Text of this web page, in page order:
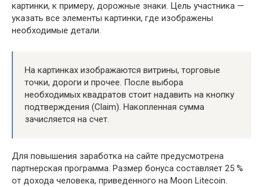
картинки, к примеру, дорожные знаки. Цель участника —
указать все элементы картинки, где изображены
необходимые детали.
На картинках изображаются витрины, торговые
точки, дороги и прочее. После выбора
необходимых квадратов стоит надавить на кнопку
подтверждения (Claim). Накопленная сумма
зачисляется на счет.
Для повышения заработка на сайте предусмотрена
партнерская программа. Размер бонуса составляет 25 %
от дохода человека, приведенного на Moon Litecoin.